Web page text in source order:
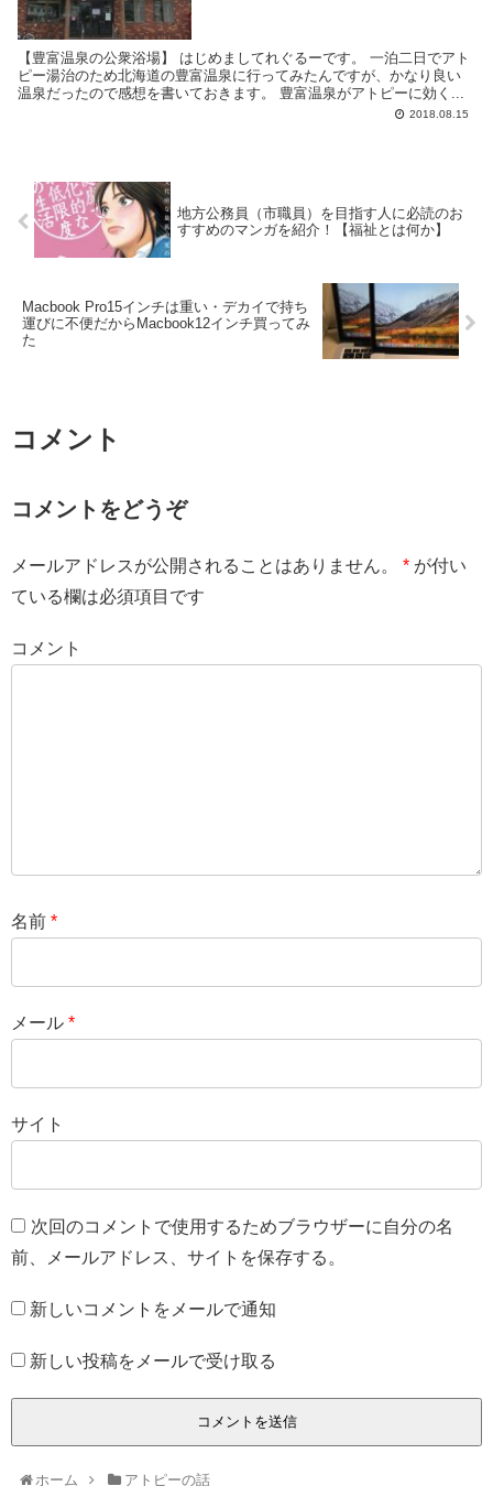
【豊富温泉の公衆浴場】 はじめましてれぐるーです。 一泊二日でアト
ピー湯治のため北海道の豊富温泉に行ってみたんですが、かなり良い
温泉だったので感想を書いておきます。 豊富温泉がアトピーに効く...
2018.08.15
地方公務員（市職員）を目指す人に必読のお
すすめのマンガを紹介！【福祉とは何か】
Macbook Pro15インチは重い・デカイで持ち
運びに不便だからMacbook12インチ買ってみ
た
コメント
コメントをどうぞ
メールアドレスが公開されることはありません。 * が付い
ている欄は必須項目です
コメント
名前 *
メール *
サイト
次回のコメントで使用するためブラウザーに自分の名
前、メールアドレス、サイトを保存する。
新しいコメントをメールで通知
新しい投稿をメールで受け取る
ホーム アトピーの話